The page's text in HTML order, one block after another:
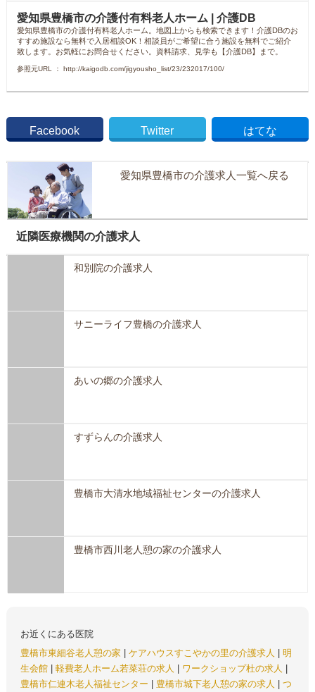
愛知県豊橋市の介護付有料老人ホーム | 介護DB
愛知県豊橋市の介護付有料老人ホーム。地図上からも検索できます！介護DBのお
すすめ施設なら無料で入居相談OK！相談員がご希望に合う施設を無料でご紹介
致します。お気軽にお問合せください。資料請求、見学も【介護DB】まで。
参照元URL ： http://kaigodb.com/jigyousho_list/23/232017/100/
Facebook Twitter はてな
愛知県豊橋市の介護求人一覧へ戻る
近隣医療機関の介護求人
和別院の介護求人
サニーライフ豊橋の介護求人
あいの郷の介護求人
すずらんの介護求人
豊橋市大清水地域福祉センターの介護求人
豊橋市西川老人憩の家の介護求人
お近くにある医院
豊橋市東細谷老人憩の家
ケアハウスすこやかの里の介護求人
明
生会館
軽費老人ホーム若菜荘の求人 ワークショップ杜の求人
豊橋市仁連木老人福祉センター
豊橋市城下老人憩の家の求人
つ